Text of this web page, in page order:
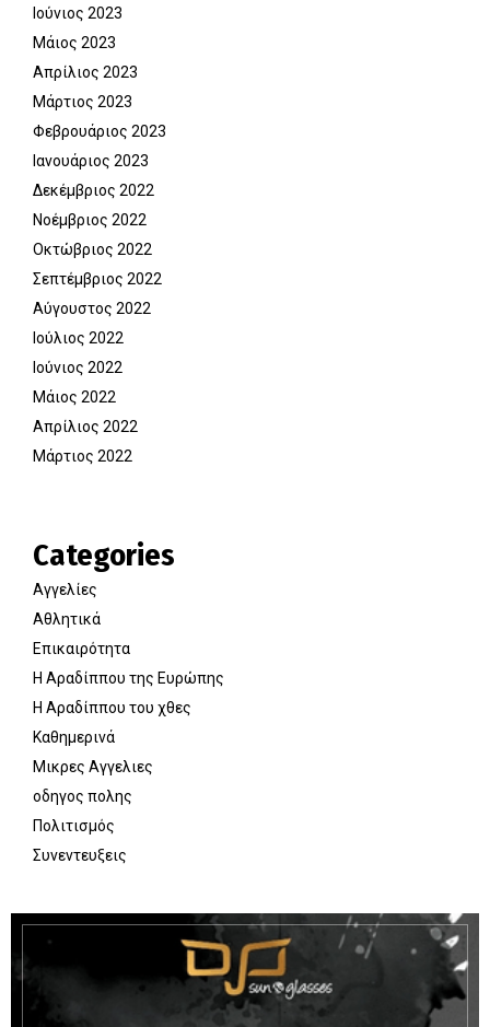
Ιούνιος 2023
Μάιος 2023
Απρίλιος 2023
Μάρτιος 2023
Φεβρουάριος 2023
Ιανουάριος 2023
Δεκέμβριος 2022
Νοέμβριος 2022
Οκτώβριος 2022
Σεπτέμβριος 2022
Αύγουστος 2022
Ιούλιος 2022
Ιούνιος 2022
Μάιος 2022
Απρίλιος 2022
Μάρτιος 2022
Categories
Αγγελίες
Αθλητικά
Επικαιρότητα
Η Αραδίππου της Ευρώπης
Η Αραδίππου του χθες
Καθημερινά
Μικρες Αγγελιες
οδηγος πολης
Πολιτισμός
Συνεντευξεις